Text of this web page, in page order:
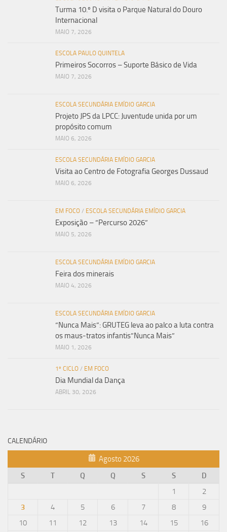
Turma 10.º D visita o Parque Natural do Douro
Internacional
MAIO 7, 2026
ESCOLA PAULO QUINTELA
Primeiros Socorros – Suporte Básico de Vida
MAIO 7, 2026
ESCOLA SECUNDÁRIA EMÍDIO GARCIA
Projeto JPS da LPCC: Juventude unida por um
propósito comum
MAIO 6, 2026
ESCOLA SECUNDÁRIA EMÍDIO GARCIA
Visita ao Centro de Fotografia Georges Dussaud
MAIO 6, 2026
EM FOCO / ESCOLA SECUNDÁRIA EMÍDIO GARCIA
Exposição – “Percurso 2026”
MAIO 5, 2026
ESCOLA SECUNDÁRIA EMÍDIO GARCIA
Feira dos minerais
MAIO 4, 2026
ESCOLA SECUNDÁRIA EMÍDIO GARCIA
“Nunca Mais”: GRUTEG leva ao palco a luta contra
os maus-tratos infantis”Nunca Mais”
MAIO 1, 2026
1º CICLO / EM FOCO
Dia Mundial da Dança
ABRIL 30, 2026
CALENDÁRIO
Agosto 2026
S
T Q Q S S
D
1
2
3
4 5 6 7 8
9
10
11 12 13 14 15 16